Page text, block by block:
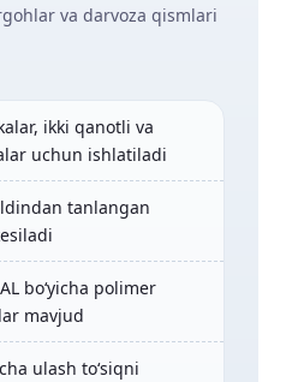
va darvoza qismlari
ikki qanotli va
uchun ishlatiladi
tanlangan
bo‘yicha polimer
mavjud
ulash to‘siqni